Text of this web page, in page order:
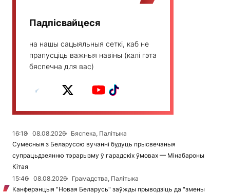
Падпісвайцеся
на нашы сацыяльныя сеткі, каб не
прапусціць важныя навіны (калі гэта
бяспечна для вас)
16:18 08.08.2026
Бяспека, Палітыка
Сумесныя з Беларуссю вучэнні будуць прысвечаныя
супрацьдзеянню тэрарызму ў гарадскіх ўмовах — Мінабароны
Кітая
15:46
08.08.2026
Грамадства, Палітыка
Канферэнцыя "Новая Беларусь" заўжды прыводзіць да "змены